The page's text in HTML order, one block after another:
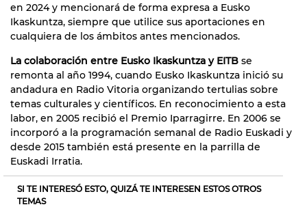
en 2024 y mencionará de forma expresa a Eusko
Ikaskuntza, siempre que utilice sus aportaciones en
cualquiera de los ámbitos antes mencionados.
La colaboración entre Eusko Ikaskuntza y EITB se
remonta al año 1994, cuando Eusko Ikaskuntza inició su
andadura en Radio Vitoria organizando tertulias sobre
temas culturales y científicos. En reconocimiento a esta
labor, en 2005 recibió el Premio Iparragirre. En 2006 se
incorporó a la programación semanal de Radio Euskadi y
desde 2015 también está presente en la parrilla de
Euskadi Irratia.
SI TE INTERESÓ ESTO, QUIZÁ TE INTERESEN ESTOS OTROS
TEMAS